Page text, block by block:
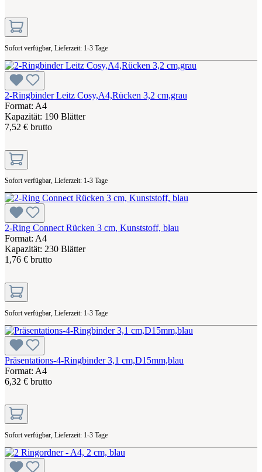
Sofort verfügbar, Lieferzeit: 1-3 Tage
2-Ringbinder Leitz Cosy,A4,Rücken 3,2 cm,grau
Format: A4
Kapazität: 190 Blätter
7,52 € brutto
Sofort verfügbar, Lieferzeit: 1-3 Tage
2-Ring Connect Rücken 3 cm, Kunststoff, blau
Format: A4
Kapazität: 230 Blätter
1,76 € brutto
Sofort verfügbar, Lieferzeit: 1-3 Tage
Präsentations-4-Ringbinder 3,1 cm,D15mm,blau
Format: A4
6,32 € brutto
Sofort verfügbar, Lieferzeit: 1-3 Tage